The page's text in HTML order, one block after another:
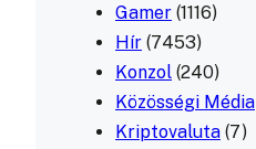
Gamer (1116)
Hír (7453)
Konzol (240)
Közösségi Média
Kriptovaluta (7)